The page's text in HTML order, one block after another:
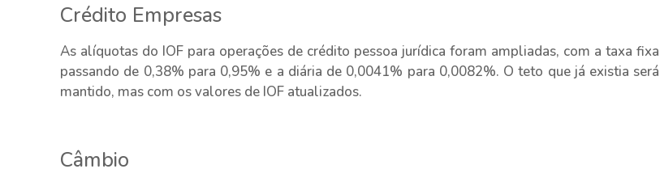
Crédito Empresas
As alíquotas do IOF para operações de crédito pessoa jurídica foram ampliadas, com a taxa fixa
passando de 0,38% para 0,95% e a diária de 0,0041% para 0,0082%. O teto que já existia será
mantido, mas com os valores de IOF atualizados.
Câmbio